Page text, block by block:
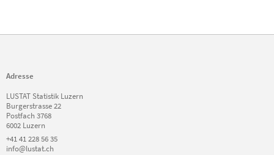
Adresse
LUSTAT Statistik Luzern
Burgerstrasse 22
Postfach 3768
6002 Luzern
+41 41 228 56 35
info@lustat.ch